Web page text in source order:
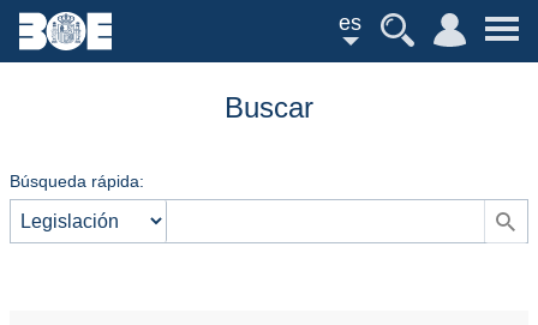
es
Buscar
Búsqueda rápida: